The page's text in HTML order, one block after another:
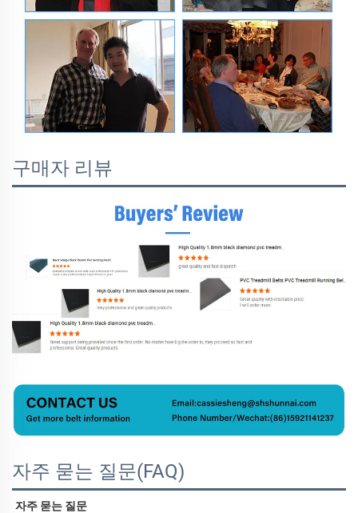
구매자 리뷰
자주 묻는 질문(FAQ)
자주 묻는 질문